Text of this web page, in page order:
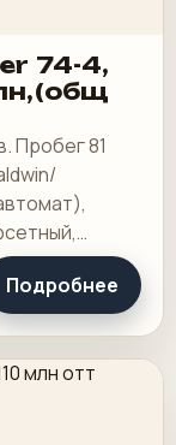
74-4,
Пробег 81
- краски и.
Подробнее